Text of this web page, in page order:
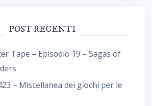
POST RECENTI
Tape – Episodio 19 – Sagas of
– Miscellanea dei giochi per le